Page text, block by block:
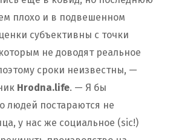
плохо и в подвешенном
субъективны с точки
не доводят реальное
сроки неизвестны, —
Hrodna.life. — Я бы
людей постараются не
у нас же социальное (sic!)